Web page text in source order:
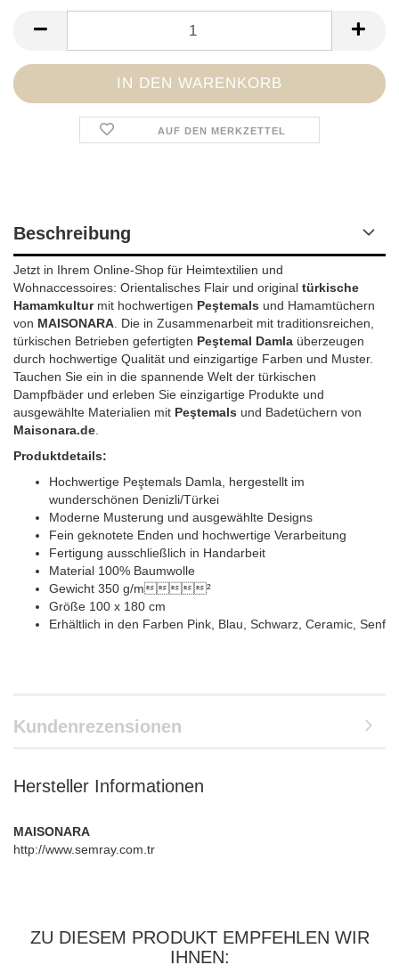
AUF DEN MERKZETTEL
Beschreibung
Jetzt in Ihrem Online-Shop für Heimtextilien und
Wohnaccessoires: Orientalisches Flair und original türkische
Hamamkulturmit hochwertigen Peştemals und Hamamtüchern
von MAISONARA . Die in Zusammenarbeit mit traditionsreichen,
türkischen Betrieben gefertigten Peştemal Damla überzeugen
durch hochwertige Qualität und einzigartige Farben und Muster.
Tauchen Sie ein in die spannende Welt der türkischen
Dampfbäder und erleben Sie einzigartige Produkte und
ausgewählte Materialien mit Peştemals und Badetüchern von
Maisonara.de
Produktdetails:
Hochwertige Peştemals Damla, hergestellt im
wunderschönen Denizli/Türkei
Moderne Musterung und ausgewählte Designs
Fein geknotete Enden und hochwertige Verarbeitung
Fertigung ausschließlich in Handarbeit
Material 100% Baumwolle
Gewicht 350 g/m²
Größe 100 x 180 cm
Erhältlich in den Farben Pink, Blau, Schwarz, Ceramic, Senf
Kundenrezensionen
Hersteller Informationen
MAISONARA
http://www.semray.com.tr
ZU DIESEM PRODUKT EMPFEHLEN WIR
IHNEN: